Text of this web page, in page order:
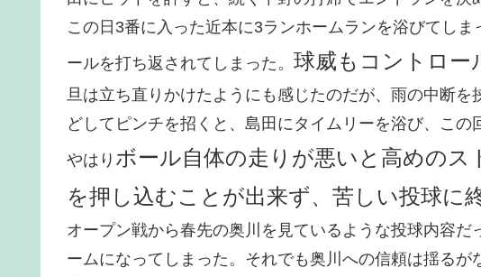
この日3番に入った近本に3ランホームランを浴びてし
ールを打ち返されてしまった。 球威もコントロー
旦は立ち直りかけたようにも感じたのだが、雨の中断
どしてピンチを招くと、島田にタイムリーを浴び、この
やはり ボール自体の走りが悪いと高めの
を押し込むことが出来ず、苦しい投球に
オープン戦から春先の奥川を見ているような投球内容
ームになってしまった。それでも奥川への信頼は揺る